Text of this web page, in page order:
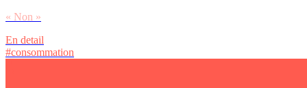
« Non »
En detail
#consommation